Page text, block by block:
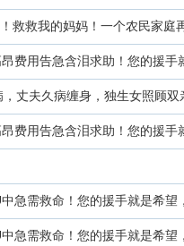
救救我的妈妈！一个农民家庭
费用告急含泪求助！您的援手
丈夫久病缠身，独生女照顾双
费用告急含泪求助！您的援手
急需救命！您的援手就是希望
急需救命！您的援手就是希望